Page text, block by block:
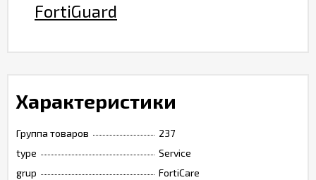
FortiGuard
Характеристики
Группа товаров
237
type
Service
grup
FortiCare